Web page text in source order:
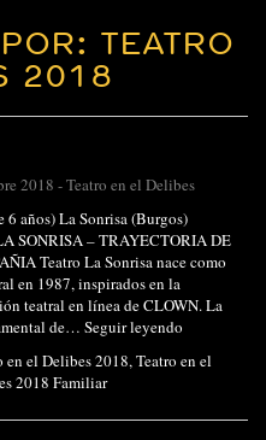
TEATRO
2018
2018 -Teatro en el Delibes
6 años) La Sonrisa (Burgos)
SONRISA – TRAYECTORIA DE
Teatro La Sonrisa nace como
en 1987, inspirados en la
teatral en línea de CLOWN. La
de… Seguir leyendo
en el Delibes 2018,Teatro en el
2018 Familiar